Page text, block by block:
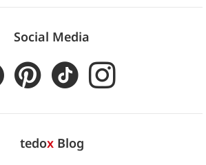
Social Media
tedoxBlog